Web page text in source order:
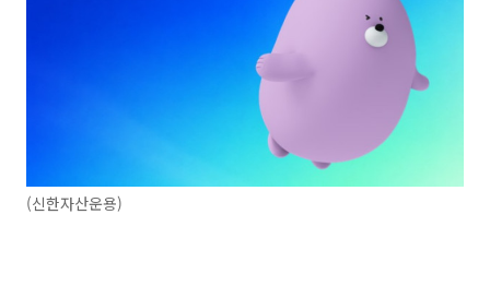
(신한자산운용)